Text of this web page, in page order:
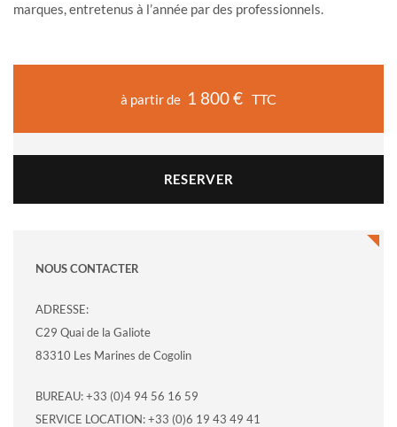
marques, entretenus à l’année par des professionnels.
à partir de 1 800 € TTC
RESERVER
NOUS CONTACTER
ADRESSE:
C29 Quai de la Galiote
83310 Les Marines de Cogolin
BUREAU: +33 (0)4 94 56 16 59
SERVICE LOCATION: +33 (0)6 19 43 49 41